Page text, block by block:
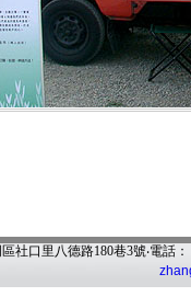
社口里八德路180巷3號‧電話：